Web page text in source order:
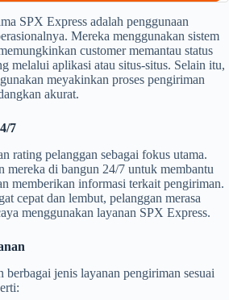
SPX Express adalah penggunaan
Mereka menggunakan sistem
customer memantau status
melalui aplikasi atau situs-situs. Selain itu,
meyakinkan proses pengiriman
akurat.
7
rating pelanggan sebagai fokus utama.
mereka di bangun 24/7 untuk membantu
memberikan informasi terkait pengiriman.
cepat dan lembut, pelanggan merasa
menggunakan layanan SPX Express.
berbagai jenis layanan pengiriman sesuai